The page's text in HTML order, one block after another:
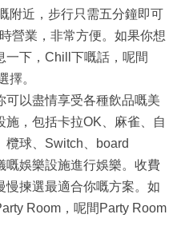
附近，步行只需五分鐘即可
營業，非常方便。如果你想
一下，Chill下嘅話，呢間
擇。
可以盡情享受各種飲品嘅美
施，包括卡拉OK、麻雀、自
欖球、Switch、board
嘅娛樂設施進行娛樂。收費
慢揀選最適合你嘅方案。如
Room，呢間Party Room